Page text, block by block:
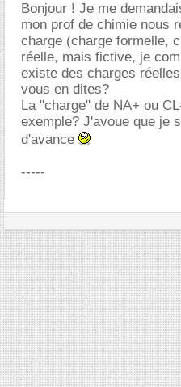
Bonjour ! Je me
mon prof de chimie nous
charge (charge formelle,
réelle, mais fictive, je
existe des charges
vous en dites?
La "charge" de NA+ ou
exemple? J'avoue que je
d'avance
-----